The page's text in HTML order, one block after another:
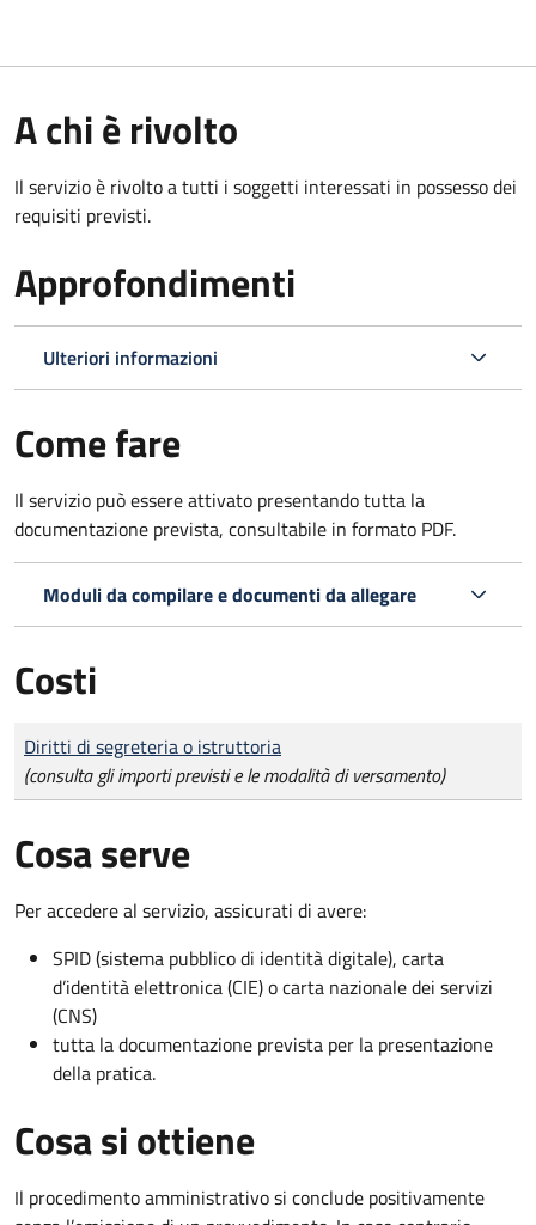
A chi è rivolto
Il servizio è rivolto a tutti i soggetti interessati in possesso dei
requisiti previsti.
Approfondimenti
Ulteriori informazioni
Come fare
Il servizio può essere attivato presentando tutta la
documentazione prevista, consultabile in formato PDF.
Moduli da compilare e documenti da allegare
Costi
Tipo di pagamento
Importo
Diritti di segreteria o istruttoria
(consulta gli importi previsti e le modalità di versamento)
Cosa serve
Per accedere al servizio, assicurati di avere:
SPID (sistema pubblico di identità digitale), carta
d’identità elettronica (CIE) o carta nazionale dei servizi
(CNS)
tutta la documentazione prevista per la presentazione
della pratica.
Cosa si ottiene
Il procedimento amministrativo si conclude positivamente